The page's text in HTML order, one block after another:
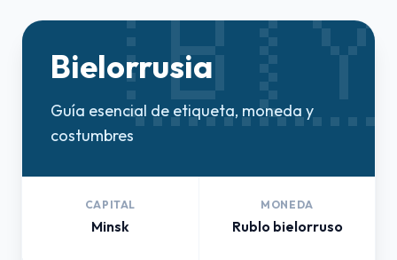
Bielorrusia
Guía esencial de etiqueta, moneda y
costumbres
CAPITAL
Minsk
MONEDA
Rublo bielorruso